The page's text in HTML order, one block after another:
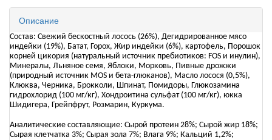
Описание
Состав: Свежий бескостный лосось (26%), Дегидрированное мясо
индейки (19%), Батат, Горох, Жир индейки (6%), картофель, Порошок
корней цикория (натуральный источник пребиотиков: FOS и инулин),
Минералы, Льняное семя, Яблоки, Морковь, Пивные дрожжи
(природный источник MOS и бета-глюканов), Масло лосося (0,5%),
Клюква, Черника, Брокколи, Шпинат, Помидоры, Глюкозамина
гидрохлорид (100 мг/кг), Хондроитина сульфат (100 мг/кг), юкка
Шидигера, Грейпфрут, Розмарин, Куркума.
Аналитические составляющие: Сырой протеин 28%; Сырой жир 18%;
Сырая клетчатка 3%; Сырая зола 7%; Влага 9%; Кальций 1,2%;